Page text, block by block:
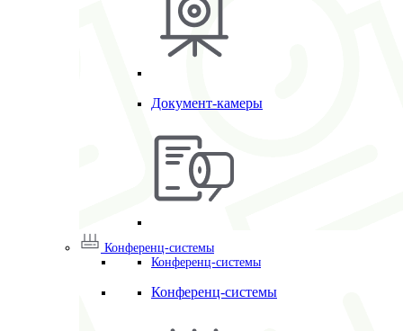
Документ-камеры
Конференц-системы
Конференц-системы
Конференц-системы